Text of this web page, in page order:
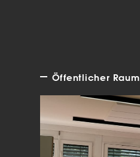
Öffentlicher Raum